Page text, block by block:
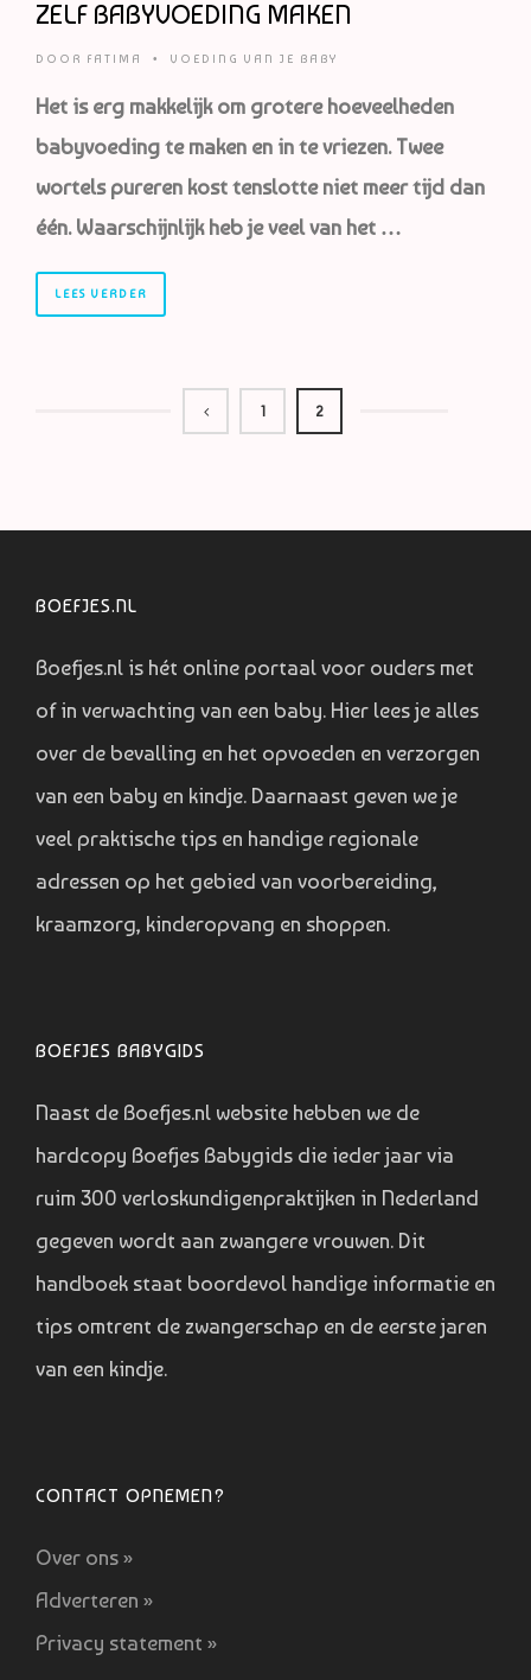
ZELF BABYVOEDING MAKEN
DOOR FATIMA • VOEDING VAN JE BABY
Het is erg makkelijk om grotere hoeveelheden
babyvoeding te maken en in te vriezen. Twee
wortels pureren kost tenslotte niet meer tijd dan
één. Waarschijnlijk heb je veel van het …
LEES VERDER
1 2
BOEFJES.NL
Boefjes.nl is hét online portaal voor ouders met
of in verwachting van een baby. Hier lees je alles
over de bevalling en het opvoeden en verzorgen
van een baby en kindje. Daarnaast geven we je
veel praktische tips en handige regionale
adressen op het gebied van voorbereiding,
kraamzorg, kinderopvang en shoppen.
BOEFJES BABYGIDS
Naast de Boefjes.nl website hebben we de
hardcopy Boefjes Babygids die ieder jaar via
ruim 300 verloskundigenpraktijken in Nederland
gegeven wordt aan zwangere vrouwen. Dit
handboek staat boordevol handige informatie en
tips omtrent de zwangerschap en de eerste jaren
van een kindje.
CONTACT OPNEMEN?
Over ons »
Adverteren »
Privacy statement »